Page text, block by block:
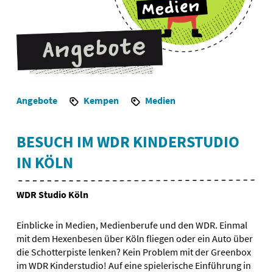
Angebote Kempen Medien
BESUCH IM WDR KINDERSTUDIO
IN KÖLN
WDR Studio Köln
Einblicke in Medien, Medienberufe und den WDR. Einmal
mit dem Hexenbesen über Köln fliegen oder ein Auto über
die Schotterpiste lenken? Kein Problem mit der Greenbox
im WDR Kinderstudio! Auf eine spielerische Einführung in